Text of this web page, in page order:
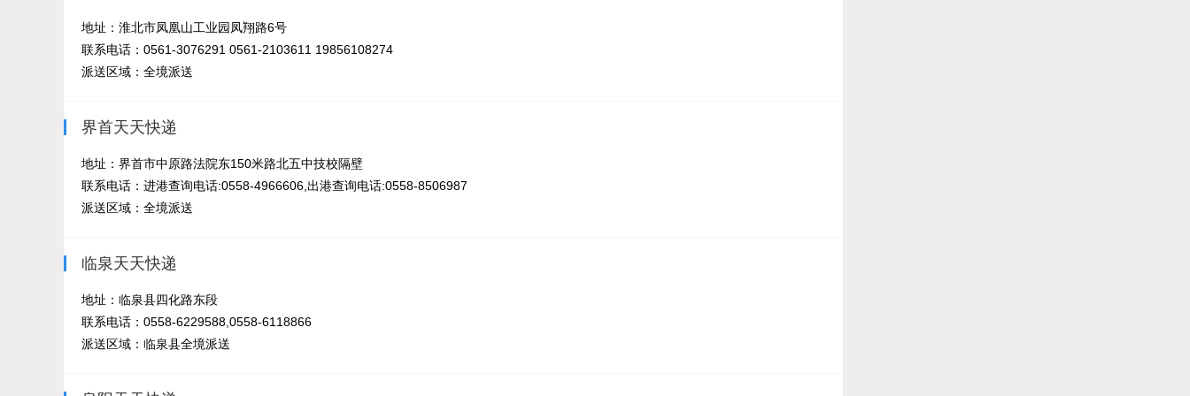
地址：淮北市凤凰山工业园凤翔路6号
联系电话：0561-3076291 0561-2103611 19856108274
派送区域：全境派送
界首天天快递
地址：界首市中原路法院东150米路北五中技校隔壁
联系电话：进港查询电话:0558-4966606,出港查询电话:0558-8506987
派送区域：全境派送
临泉天天快递
地址：临泉县四化路东段
联系电话：0558-6229588,0558-6118866
派送区域：临泉县全境派送